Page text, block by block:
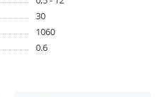
30
1060
0.6